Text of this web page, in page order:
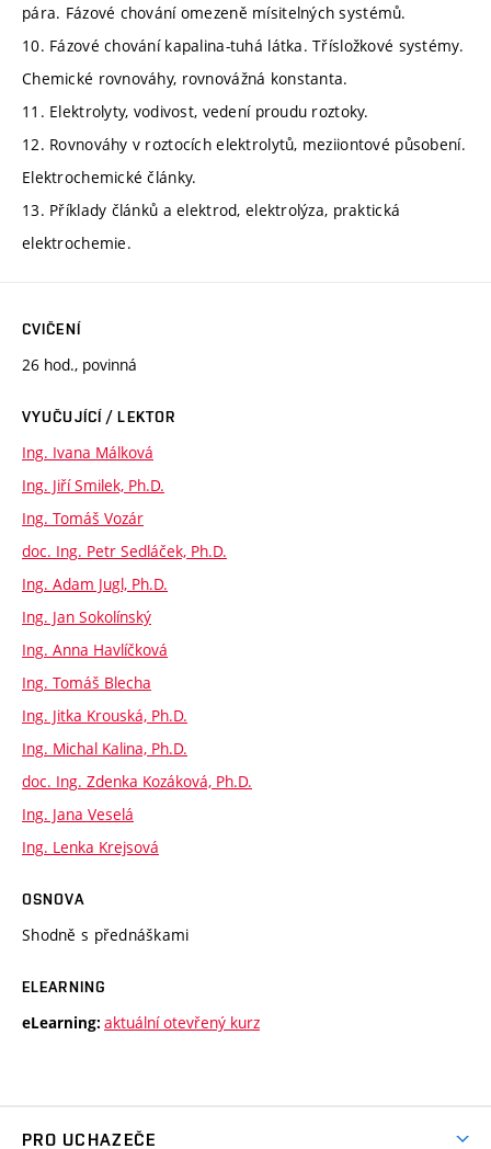
pára. Fázové chování omezeně mísitelných systémů.
10. Fázové chování kapalina-tuhá látka. Třísložkové systémy.
Chemické rovnováhy, rovnovážná konstanta.
11. Elektrolyty, vodivost, vedení proudu roztoky.
12. Rovnováhy v roztocích elektrolytů, meziiontové působení.
Elektrochemické články.
13. Příklady článků a elektrod, elektrolýza, praktická
elektrochemie.
CVIČENÍ
26 hod., povinná
VYUČUJÍCÍ / LEKTOR
Ing. Ivana Málková
Ing. Jiří Smilek, Ph.D.
Ing. Tomáš Vozár
doc. Ing. Petr Sedláček, Ph.D.
Ing. Adam Jugl, Ph.D.
Ing. Jan Sokolínský
Ing. Anna Havlíčková
Ing. Tomáš Blecha
Ing. Jitka Krouská, Ph.D.
Ing. Michal Kalina, Ph.D.
doc. Ing. Zdenka Kozáková, Ph.D.
Ing. Jana Veselá
Ing. Lenka Krejsová
OSNOVA
Shodně s přednáškami
ELEARNING
eLearning: aktuální otevřený kurz
PRO UCHAZEČE